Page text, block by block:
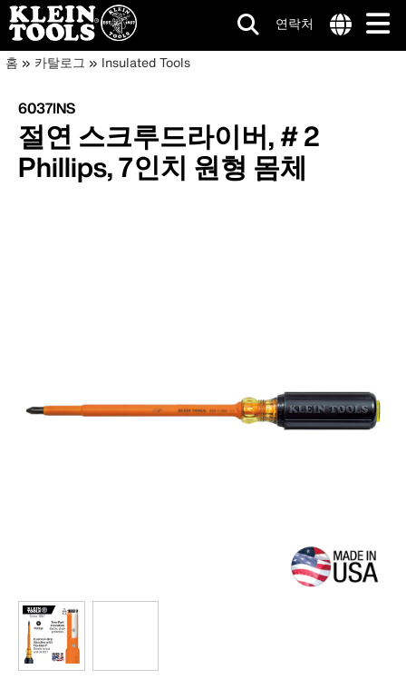
주
연락처
메
인
네
비
게
이
동
경
로
홈 카탈로그 Insulated Tools
6037INS
절연 스크루드라이버, # 2
Phillips, 7인치 원형 몸체